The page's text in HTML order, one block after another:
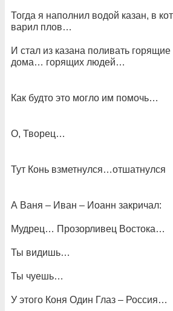
Тогда я наполнил водой казан, в
варил плов…
И стал из казана поливать
дома… горящих людей…
Как будто это могло им помочь…
О, Творец…
Тут Конь взметнулся…отшатнулся
А Ваня – Иван – Иоанн закричал:
Мудрец… Прозорливец Востока…
Ты видишь…
Ты чуешь…
У этого Коня Один Глаз – Россия…